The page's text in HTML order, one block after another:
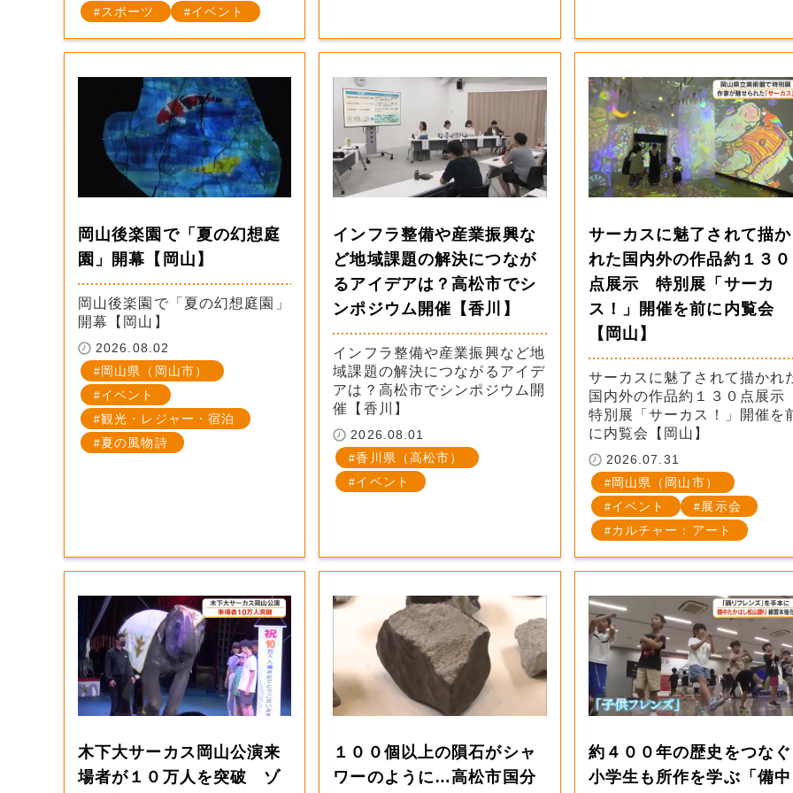
スポーツ イベント
岡山後楽園で「夏の幻想庭
園」開幕【岡山】
岡山後楽園で「夏の幻想庭園」
開幕【岡山】
2026.08.02
岡山県（岡山市）
イベント
観光・レジャー・宿泊
夏の風物詩
インフラ整備や産業振興な
ど地域課題の解決につなが
るアイデアは？高松市でシ
ンポジウム開催【香川】
インフラ整備や産業振興など地
域課題の解決につながるアイデ
アは？高松市でシンポジウム開
催【香川】
2026.08.01
香川県（高松市）
イベント
サーカスに魅了されて描か
れた国内外の作品約１３０
点展示 特別展「サーカ
ス！」開催を前に内覧会
【岡山】
サーカスに魅了されて描かれ
国内外の作品約１３０点展
特別展「サーカス！」開催を
に内覧会【岡山】
2026.07.31
岡山県（岡山市）
イベント
展示会
カルチャー：アート
木下大サーカス岡山公演来
場者が１０万人を突破 ゾ
１００個以上の隕石がシャ
ワーのように…高松市国分
約４００年の歴史をつなぐ
小学生も所作を学ぶ「備中